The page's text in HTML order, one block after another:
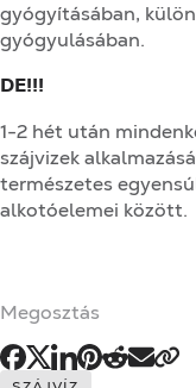
gyógyításában,
gyógyulásában.
DE!!!
1-2 hét után
szájvizek
természetes
alkotóelemei között.
Megosztás
Címkék: